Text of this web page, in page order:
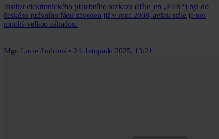
Institut elektronického platebního rozkazu (dále jen „EPR“) byl do
českého právního řádu zaveden již v roce 2008, avšak stále je pro
mnohé velkou záhadou.
Mgr. Lucie Jindrová • 24. listopadu 2025, 13:21